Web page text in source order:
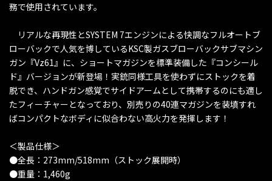
務で使用されています。
リアルな再現性とSYSTEM 7エンジンによる快調なフルオートブ
ローバックで人気を博しているKSC製ガスブローバックサブマシン
ガン『Vz61』に、ショートマガジンを標準装備した『コンシール
ド』バージョンが新登場！実銃同様工具を使わずにストックを着
脱でき、ハンドガン感覚でサイドアームとして携帯するのにも適し
たフィーチャーとなっており、別売りの40連マガジンを装填すれ
ばコンパクトなボディに似合わない高火力を発揮します！
＜製品仕様＞
●全長：273mm/518mm（ストック展開時）
●重量：1,460g